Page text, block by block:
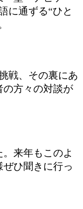
に通ずる“ひと
戦、その裏にあ
の方々の対談が
来年もこのよ
ひ聞きに行っ